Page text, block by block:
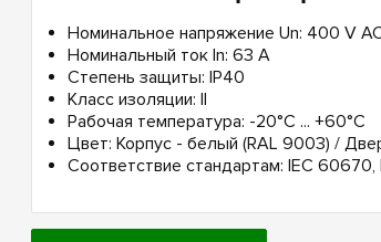
Номинальное напряжение Un: 400 V
Номинальный ток In: 63 А
Степень защиты: IP40
Класс изоляции: II
Рабочая температура: -20°C ... +60°C
Цвет: Корпус - белый (RAL 9003) /
Соответствие стандартам: IEC 60670,